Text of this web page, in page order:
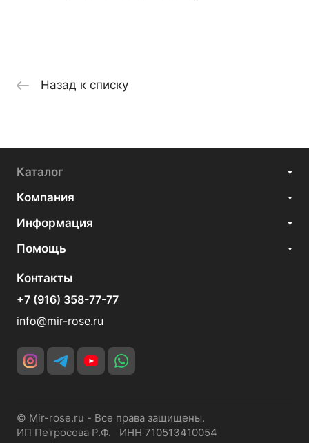
Назад к списку
Каталог
Компания
Информация
Помощь
Контакты
+7 (916) 358-77-77
info@mir-rose.ru
© Mir-rose.ru - Все права защищены.
ИП Петросова Р.Ф. ИНН 710513410054